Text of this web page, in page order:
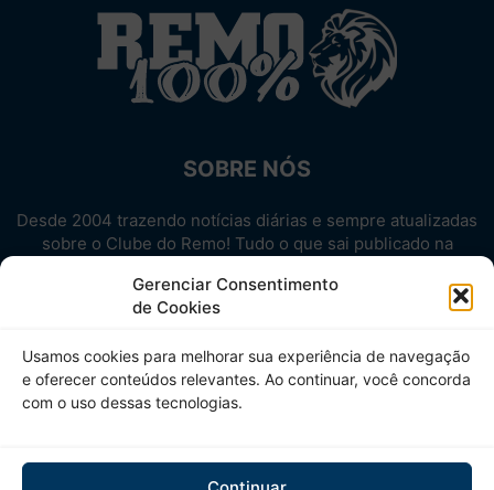
Gerenciar Consentimento
de Cookies
Usamos cookies para melhorar sua experiência de navegação
e oferecer conteúdos relevantes. Ao continuar, você concorda
com o uso dessas tecnologias.
SOBRE NÓS
Desde 2004 trazendo notícias diárias e sempre atualizadas
sobre o Clube do Remo! Tudo o que sai publicado na
Aproveite! Site não-oficial.
SIGA-NOS